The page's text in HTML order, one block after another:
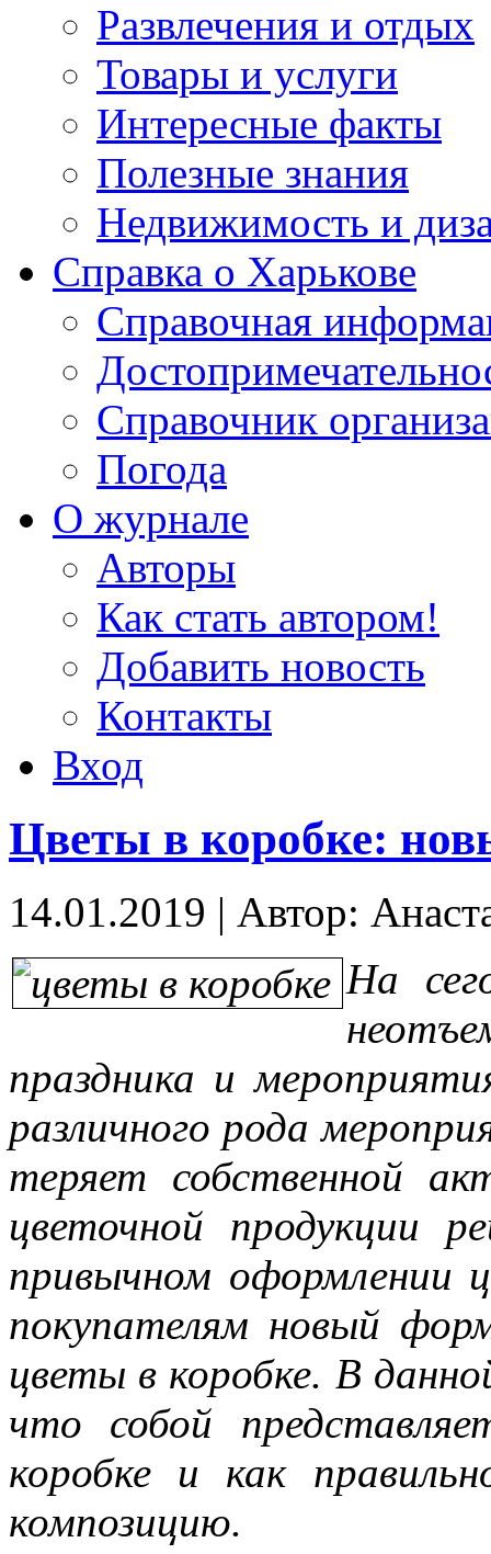
Развлечения и отдых
Товары и услуги
Интересные факты
Полезные знания
Недвижимость и
Справка о Харькове
Справочная
Справочник
Погода
О журнале
Авторы
Как стать автором!
Добавить новость
Контакты
Вход
Цветы в коробке:
14.01.2019 | Автор:
На
праздника и
различного рода
теряет собственной
цветочной продукции
привычном оформлении
покупателям новый
цветы в коробке. В
что собой
коробке и как
композицию.